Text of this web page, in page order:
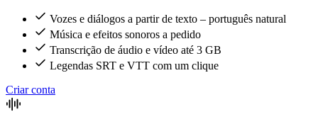
Vozes e diálogos a partir de texto – português natural
Música e efeitos sonoros a pedido
Transcrição de áudio e vídeo até 3 GB
Legendas SRT e VTT com um clique
Criar conta